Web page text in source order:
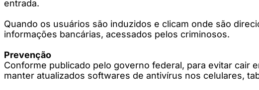
entrada.
Quando os usuários são induzidos e clicam onde são
informações bancárias, acessados pelos criminosos.
Prevenção
Conforme publicado pelo governo federal, para evitar cair
manter atualizados softwares de antivírus nos celulares,